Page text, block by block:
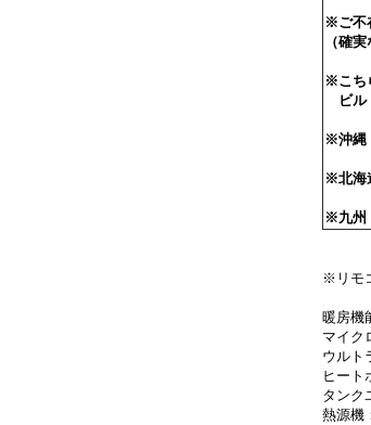
※ご不
（確
※こち
ビル
※沖縄
※北海
※九州
※リモ
暖房機
マイク
ウルト
ヒート
タンク
熱源機